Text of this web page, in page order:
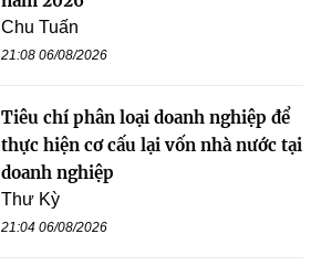
Chu Tuấn
21:08 06/08/2026
Tiêu chí phân loại doanh nghiệp để
thực hiện cơ cấu lại vốn nhà nước tại
doanh nghiệp
Thư Kỳ
21:04 06/08/2026